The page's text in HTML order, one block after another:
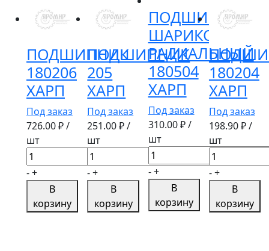
ПОДШИПНИК
180206
ХАРП
Под заказ
726.00₽ /
шт
Количество
товара
ПОДШИПНИК
ХАРП
-+
В
корзину
ПОДШИПНИК
205
ХАРП
Под заказ
251.00₽ /
шт
Количество
товара
ПОДШИПНИК
ХАРП
-+
В
корзину
ПОДШИПНИК
ШАРИКОВЫЙ
РАДИАЛЬНЫЙ
180504
ХАРП
Под заказ
310.00₽ /
шт
Количество
товара
ПОДШИПНИК
РАДИАЛЬНЫЙ
-+
В
корзину
180204
ХАРП
Под заказ
198.90₽ /
шт
Количество
товара
ХАРП
-+
В
корзину